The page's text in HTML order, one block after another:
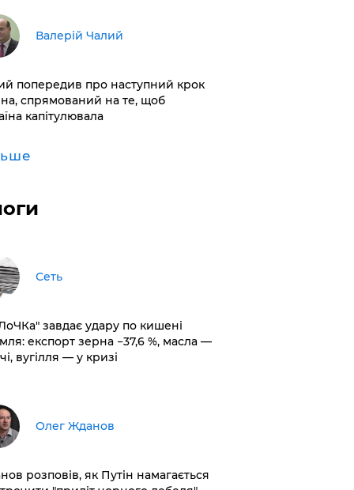
Валерій Чалий
попередив про наступний крок
спрямований на те, щоб
капітулювала
Сеть
завдає удару по кишені
експорт зерна −37,6 %, масла —
вугілля — у кризі
Олег Жданов
розповів, як Путін намагається